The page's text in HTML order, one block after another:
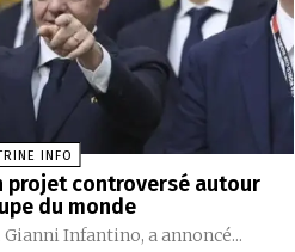
INFO
projet controversé autour
du monde
Gianni Infantino, a annoncé...